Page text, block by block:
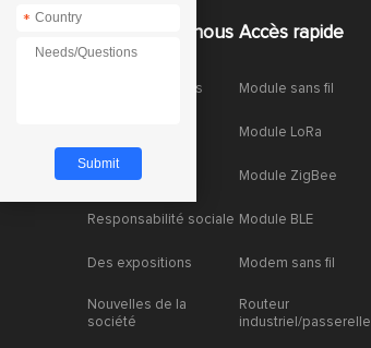
À propos de nous
À propos de nous
Partenariat
Responsabilité sociale
Des expositions
Nouvelles de la
société
Accès rapide
Module sans fil
Module LoRa
Module ZigBee
Module BLE
Modem sans fil
Routeur
industriel/passerelle
*